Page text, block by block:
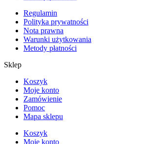
Regulamin
Polityka prywatności
Nota prawna
Warunki użytkowania
Metody płatności
Sklep
Koszyk
Moje konto
Zamówienie
Pomoc
Mapa sklepu
Koszyk
Moje konto